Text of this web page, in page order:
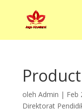
oleh Admin | Feb
Direktorat